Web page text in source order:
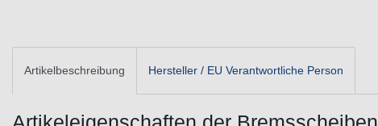
Artikelbeschreibung Hersteller / EU Verantwortliche Person